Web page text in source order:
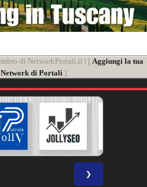
di NetworkPortali.it | [ Aggiungi la tua
di Portali]
❯